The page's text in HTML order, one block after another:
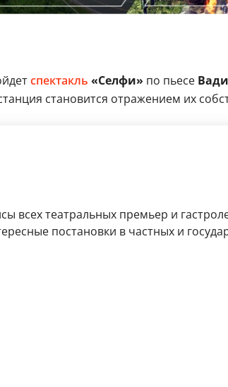
спектакль «Селфи» по пьесе
становится отражением их
всех театральных премьер и
постановки в частных и